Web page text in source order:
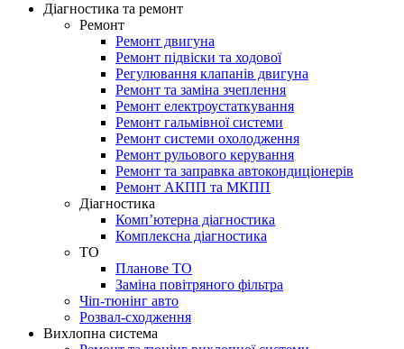
Діагностика та ремонт
Ремонт
Ремонт двигуна
Ремонт підвіски та ходової
Регулювання клапанів двигуна
Ремонт та заміна зчеплення
Ремонт електроустаткування
Ремонт гальмівної системи
Ремонт системи охолодження
Ремонт рульового керування
Ремонт та заправка автокондиціонерів
Ремонт АКПП та МКПП
Діагностика
Комп’ютерна діагностика
Комплексна діагностика
ТО
Планове ТО
Заміна повітряного фільтра
Чіп-тюнінг авто
Розвал-сходження
Вихлопна система